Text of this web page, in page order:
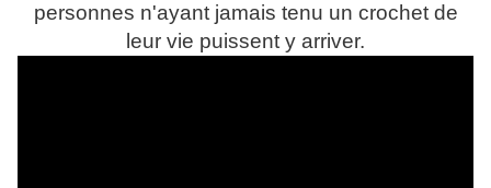
personnes n'ayant jamais tenu un crochet de
leur vie puissent y arriver.